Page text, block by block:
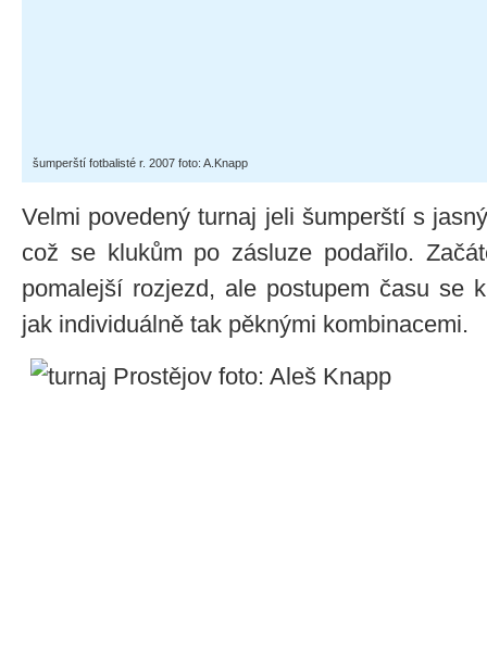
šumperští fotbalisté r. 2007 foto: A.Knapp
Velmi povedený turnaj jeli šumperští s
což se klukům po zásluze podařilo.
pomalejší rozjezd, ale postupem času se
jak individuálně tak pěknými kombinacemi.